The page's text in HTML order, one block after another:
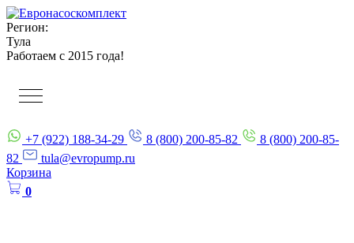
Регион:
Тула
Работаем с 2015 года!
+7 (922) 188-34-29 8 (800) 200-85-82
8 (800) 200-85-
82
tula@evropump.ru
Корзина
0